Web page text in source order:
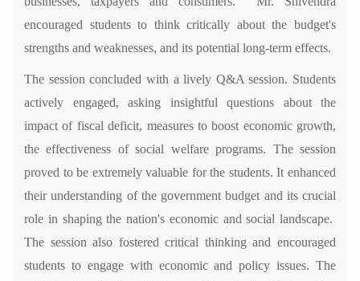
encouraged students to think critically about the budget's
strengths and weaknesses, and its potential long-term effects.
The session concluded with a lively Q&A session. Students
actively engaged, asking insightful questions about the
impact of fiscal deficit, measures to boost economic growth,
the effectiveness of social welfare programs. The session
proved to be extremely valuable for the students. It enhanced
their understanding of the government budget and its crucial
role in shaping the nation's economic and social landscape.
The session also fostered critical thinking and encouraged
students to engage with economic and policy issues. The